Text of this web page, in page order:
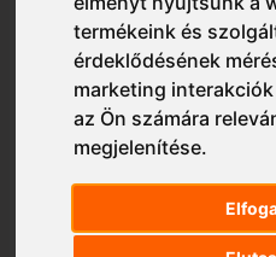
termékeink és
érdeklődésének
marketing
az Ön számára
megjelenítése.